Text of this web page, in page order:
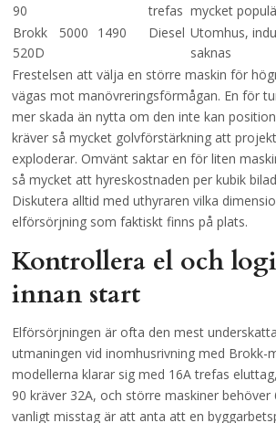
90
trefas mycket
Brokk
520D
5000 1490 Diesel Utomhus,
saknas
Frestelsen att välja en större maskin för
vägas mot manövreringsförmågan. En för
mer skada än nytta om den inte kan
kräver så mycket golvförstärkning att
exploderar. Omvänt saktar en för liten
så mycket att hyreskostnaden per kubik
Diskutera alltid med uthyraren vilka
elförsörjning som faktiskt finns på plats.
Kontrollera el och
innan start
Elförsörjningen är ofta den mest
utmaningen vid inomhusrivning med Brokk-
modellerna klarar sig med 16A trefas
90 kräver 32A, och större maskiner behöver
vanligt misstag är att anta att en